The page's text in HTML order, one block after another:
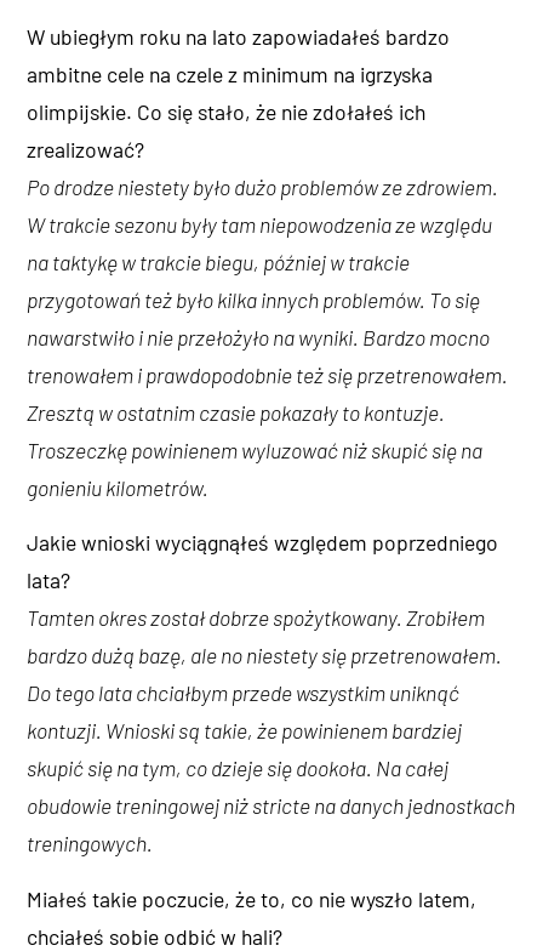
W ubiegłym roku na lato zapowiadałeś bardzo
ambitne cele na czele z minimum na igrzyska
olimpijskie. Co się stało, że nie zdołałeś ich
zrealizować?
Po drodze niestety było dużo problemów ze zdrowiem.
W trakcie sezonu były tam niepowodzenia ze względu
na taktykę w trakcie biegu, później w trakcie
przygotowań też było kilka innych problemów. To się
nawarstwiło i nie przełożyło na wyniki. Bardzo mocno
trenowałem i prawdopodobnie też się przetrenowałem.
Zresztą w ostatnim czasie pokazały to kontuzje.
Troszeczkę powinienem wyluzować niż skupić się na
gonieniu kilometrów.
Jakie wnioski wyciągnąłeś względem poprzedniego
lata?
Tamten okres został dobrze spożytkowany. Zrobiłem
bardzo dużą bazę, ale no niestety się przetrenowałem.
Do tego lata chciałbym przede wszystkim uniknąć
kontuzji. Wnioski są takie, że powinienem bardziej
skupić się na tym, co dzieje się dookoła. Na całej
obudowie treningowej niż stricte na danych jednostkach
treningowych.
Miałeś takie poczucie, że to, co nie wyszło latem,
chciałeś sobie odbić w hali?